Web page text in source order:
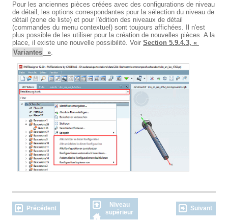
Pour les anciennes pièces créées avec des configurations de niveau
de détail, les options correspondantes pour la sélection du niveau de
détail (zone de liste) et pour l'édition des niveaux de détail
(commandes du menu contextuel) sont toujours affichées. Il n'est
plus possible de les utiliser pour la création de nouvelles pièces. A la
place, il existe une nouvelle possibilité. Voir Section 5.9.4.3, «
Variantes
».
Précédent
Niveau
supérieur
Suivant